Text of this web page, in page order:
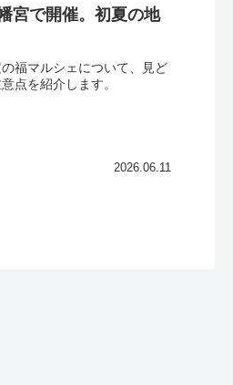
宮で開催。初夏の地
福マルシェについて、見ど
点を紹介します。
2026.06.11